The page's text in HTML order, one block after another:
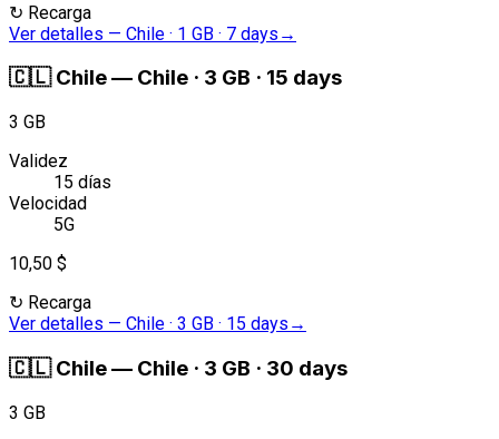
↻ Recarga
Ver detalles — Chile · 1 GB · 7 days →
🇨🇱 Chile— Chile · 3 GB · 15 days
3 GB
Validez
15 días
Velocidad
5G
10,50 $
↻ Recarga
Ver detalles — Chile · 3 GB · 15 days →
🇨🇱 Chile— Chile · 3 GB · 30 days
3 GB